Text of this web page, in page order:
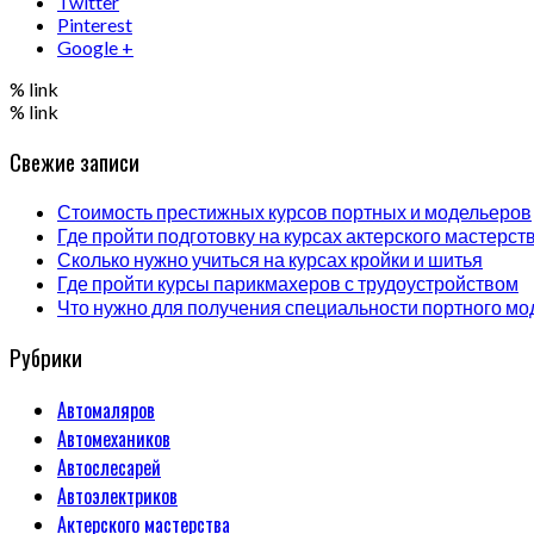
Pinterest
Google +
% link
% link
Свежие записи
Стоимость престижных курсов портных и модельеров
Где пройти подготовку на курсах актерского
Сколько нужно учиться на курсах кройки и шитья
Где пройти курсы парикмахеров с трудоустройством
Что нужно для получения специальности портного
Рубрики
Автомаляров
Автомехаников
Автослесарей
Автоэлектриков
Актерского мастерства